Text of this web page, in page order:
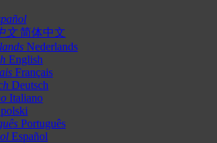
简体中文
Nederlands
English
Français
Deutsch
Italiano
polski
Português
Español